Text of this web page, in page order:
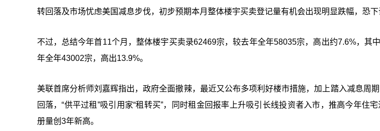
转回落及市场忧虑美国减息步伐，初步预期本月整体楼宇买卖登记量有机会出现明显跌幅，恐下
不过，总结今年首11个月，整体楼宇买卖录62469宗，较去年全年58035宗，高出约7.6%，其
年全年43002宗，高出13.9%。
美联首席分析师刘嘉辉指出，政府全面撤辣，最近又公布多项利好楼市措施，加上踏入减息周
回落，“供平过租”吸引用家“租转买”，同时租金回报率上升吸引长线投资者入市，推高今年住
册量创3年新高。